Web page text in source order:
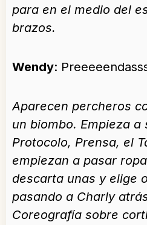
para en el medio del
brazos.
Wendy:
Aparecen percheros
un biombo. Empieza
Protocolo, Prensa, el
empiezan a pasar
descarta unas y elige
pasando a Charly
Coreografía sobre